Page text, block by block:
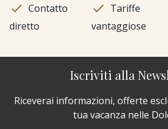
Contatto
diretto
Tariffe
vantaggiose
Iscriviti alla
Riceverai informazioni, offerte
tua vacanza nelle